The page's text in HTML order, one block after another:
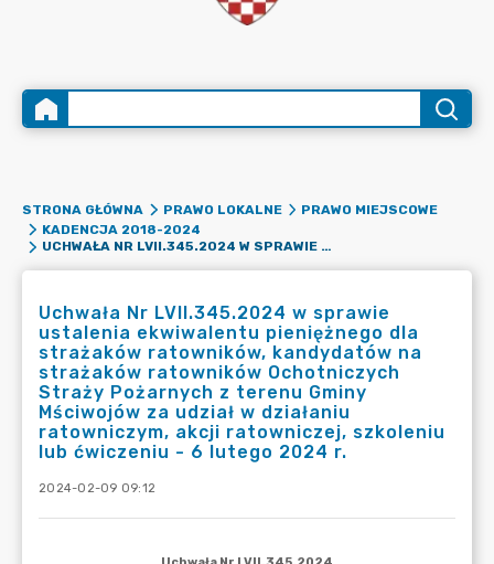
STRONA GŁÓWNA PRAWO LOKALNE
PRAWO MIEJSCOWE
KADENCJA 2018-2024
UCHWAŁA NR LVII.345.2024 W SPRAWIE USTALENIA EKWIWALENTU PIENIĘŻNEGO DLA STRAŻAKÓW RATOWNIKÓW, KANDYDATÓW NA STRAŻAKÓW RATOWNIKÓW OCHOTNICZYCH STRAŻY POŻARNYCH Z TERENU GMINY MŚCIWOJÓW ZA UDZIAŁ W DZIAŁANIU RATOWNICZYM, AKCJI RATOWNICZEJ, SZKOLENIU LUB ĆWICZENIU - 6 LUTEGO 2024 R.
Uchwała Nr LVII.345.2024 w sprawie
ustalenia ekwiwalentu pieniężnego dla
strażaków ratowników, kandydatów na
strażaków ratowników Ochotniczych
Straży Pożarnych z terenu Gminy
Mściwojów za udział w działaniu
ratowniczym, akcji ratowniczej, szkoleniu
lub ćwiczeniu - 6 lutego 2024 r.
2024-02-09 09:12